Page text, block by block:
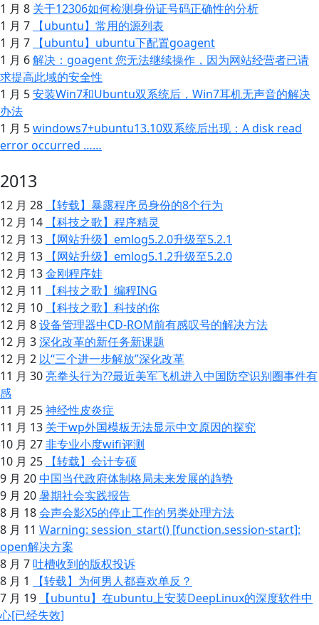
1 月 8 关于12306如何检测身份证号码正确性的分析
1 月 7
【ubuntu】常用的源列表
1 月 7
【ubuntu】ubuntu下配置goagent
1 月 6解决：goagent 您无法继续操作，因为网站经营者已请
求提高此域的安全性
1 月 5安装Win7和Ubuntu双系统后，Win7耳机无声音的解决
办法
1 月 5windows7+ubuntu13.10双系统后出现：A disk read
error occurred ……
2013
12 月 28
【转载】暴露程序员身份的8个行为
12 月 14
【科技之歌】程序精灵
12 月 13
【网站升级】emlog5.2.0升级至5.2.1
12 月 13
【网站升级】emlog5.1.2升级至5.2.0
12 月 13金刚程序娃
12 月 11
【科技之歌】编程ING
12 月 10
【科技之歌】科技的你
12 月 8设备管理器中CD-ROM前有感叹号的解决方法
12 月 3深化改革的新任务新课题
12 月 2 以“三个进一步解放”深化改革
11 月 30亮拳头行为??最近美军飞机进入中国防空识别圈事件有
感
11 月 25神经性皮炎症
11 月 13 关于wp外国模板无法显示中文原因的探究
10 月 27非专业小度wifi评测
10 月 25
【转载】会计专硕
9 月 20中国当代政府体制格局未来发展的趋势
9 月 20暑期社会实践报告
8 月 18会声会影X5的停止工作的另类处理方法
8 月 11 Warning: session_start() [function.session-start]:
open解决方案
8 月 7吐槽收到的版权投诉
8 月 1
【转载】为何男人都喜欢单反？
7 月 19
【ubuntu】在ubuntu上安装DeepLinux的深度软件中
心[已经失效]